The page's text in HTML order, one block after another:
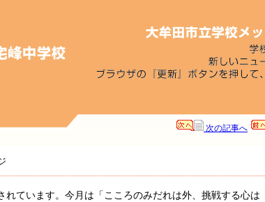
次の記事へ
れています。今月は「こころのみだれは外、挑戦する心は